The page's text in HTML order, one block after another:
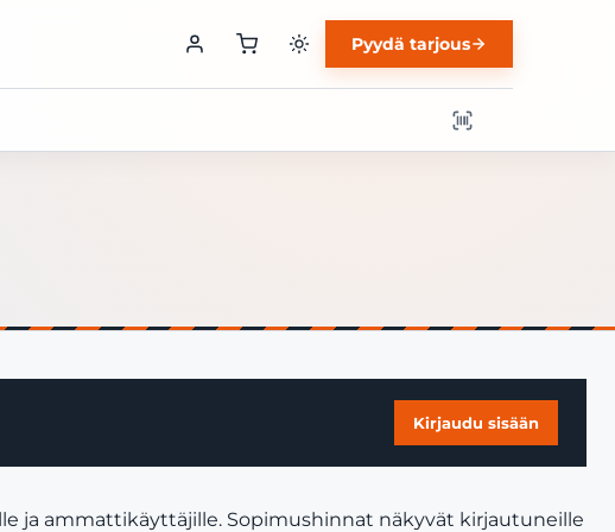
Pyydä tarjous
Kirjaudu sisään
ja ammattikäyttäjille. Sopimushinnat näkyvät kirjautuneille